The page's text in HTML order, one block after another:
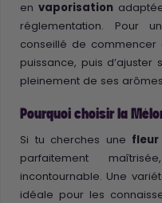
en vaporisation
réglementation. Pour
conseillé de
puissance, puis
pleinement de ses
Pourquoi choisir la
Si tu cherches une fleur
parfaitement
incontournable. Une
idéale pour les